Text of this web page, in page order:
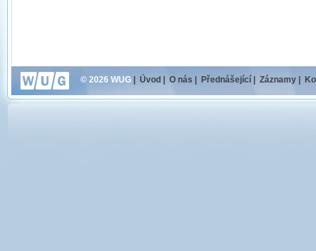
© 2026 WUG Úvod O nás Přednášející Záznamy